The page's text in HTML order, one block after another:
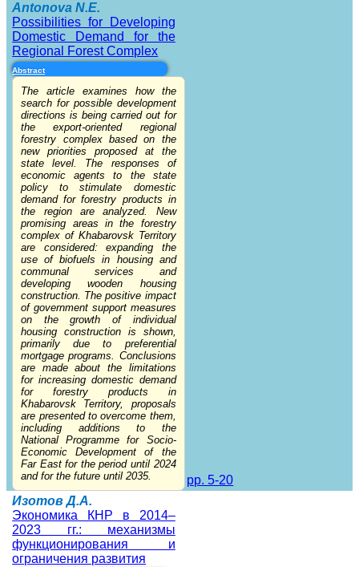
Antonova N.E.
Possibilities for Developing
Domestic Demand for the
Regional Forest Complex
Abstract
The article examines how the
search for possible development
directions is being carried out for
the export-oriented regional
forestry complex based on the
new priorities proposed at the
state level. The responses of
economic agents to the state
policy to stimulate domestic
demand for forestry products in
the region are analyzed. New
promising areas in the forestry
complex of Khabarovsk Territory
are considered: expanding the
use of biofuels in housing and
communal services and
developing wooden housing
construction. The positive impact
of government support measures
on the growth of individual
housing construction is shown,
primarily due to preferential
mortgage programs. Conclusions
are made about the limitations
for increasing domestic demand
for forestry products in
Khabarovsk Territory, proposals
are presented to overcome them,
including additions to the
National Programme for Socio-
Economic Development of the
Far East for the period until 2024
and for the future until 2035.
pp. 5-20
Изотов Д.А.
Экономика КНР в 2014–
2023 гг.: механизмы
функционирования и
ограничения развития